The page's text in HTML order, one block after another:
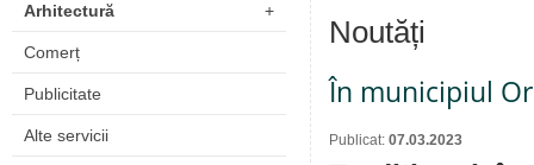
Arhitectură +
Comerț
Publicitate
Alte servicii
Noutăți
În municipiul
Publicat: 07.03.2023